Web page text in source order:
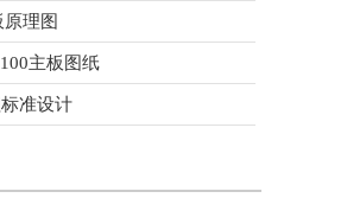
元
元
2天前
理图
主板图纸
准设计
市智能购物车